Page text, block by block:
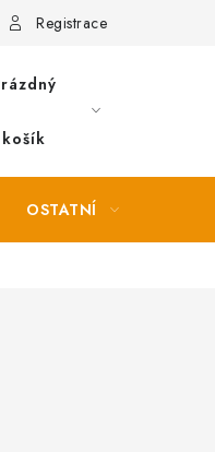
Registrace
košík
OSTATNÍ